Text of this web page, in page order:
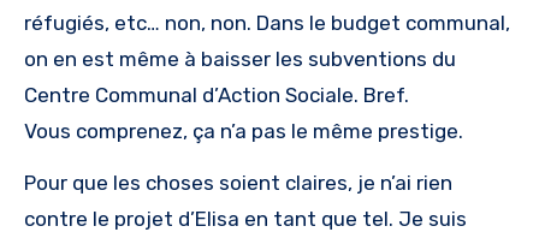
réfugiés, etc… non, non. Dans le budget communal,
on en est même à baisser les subventions du
Centre Communal d’Action Sociale. Bref.
Vous comprenez, ça n’a pas le même prestige.
Pour que les choses soient claires, je n’ai rien
contre le projet d’Elisa en tant que tel. Je suis